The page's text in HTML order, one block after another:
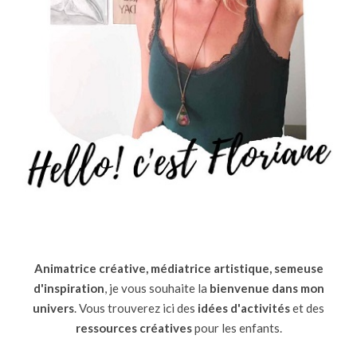
Animatrice créative, médiatrice artistique, semeuse
d'inspiration, je vous souhaite la bienvenue dans mon
univers. Vous trouverez ici des idées d'activitéset des
ressources créativespour les enfants.